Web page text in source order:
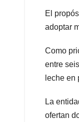
El
adoptar
Como
entre
leche en
La
ofertan